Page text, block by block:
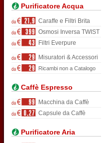
Purificatore Acqua
Caraffe e Filtri Brita
Osmosi Inversa TWIST
Filtri Everpure
Misuratori & Accessori
Ricambi non a Catalogo
Caffè Espresso
Macchina da Caffè
Capsule da Caffè
Purificatore Aria